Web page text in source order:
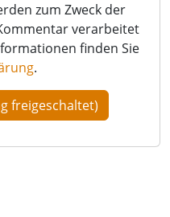
zum Zweck der
verarbeitet
finden Sie
.